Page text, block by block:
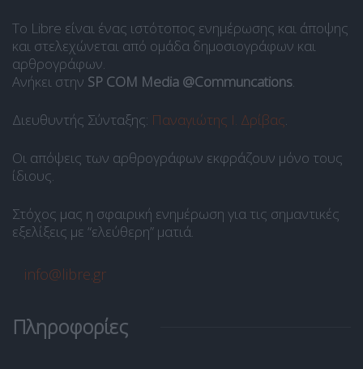
Το Libre είναι ένας ιστότοπος ενημέρωσης και άποψης
και στελεχώνεται από ομάδα δημοσιογράφων και
αρθρογράφων.
Ανήκει στην SP COM Media @Communcations.
Διευθυντής Σύνταξης: Παναγιώτης Ι. Δρίβας.
Οι απόψεις των αρθρογράφων εκφράζουν μόνο τους
ίδιους.
Στόχος μας η σφαιρική ενημέρωση για τις σημαντικές
εξελίξεις με “ελεύθερη” ματιά.
info@libre.gr
Πληροφορίες